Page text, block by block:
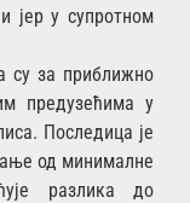
јер у супротном
су за приближно
предузећима у
Последица је
од минималне
разлика до